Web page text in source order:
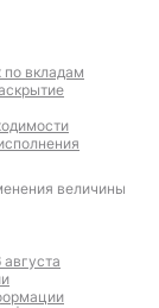
вкладам
величины